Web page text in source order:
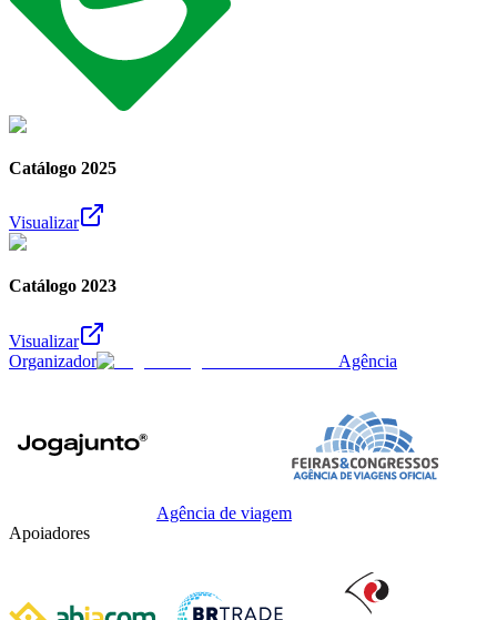
Catálogo 2025
Visualizar
Catálogo 2023
Visualizar
Organizador
Agência
Agência de viagem
Apoiadores